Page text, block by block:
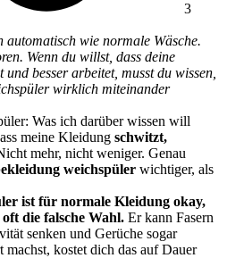
3
automatisch wie normale Wäsche.
Wenn du willst, dass deine
besser arbeitet, musst du wissen,
wirklich miteinander
Was ich darüber wissen will
meine Kleidung schwitzt,
mehr, nicht weniger. Genau
weichspüler wichtiger, als
ist für normale Kleidung okay,
die falsche Wahl. Er kann Fasern
senken und Gerüche sogar
kostet dich das auf Dauer